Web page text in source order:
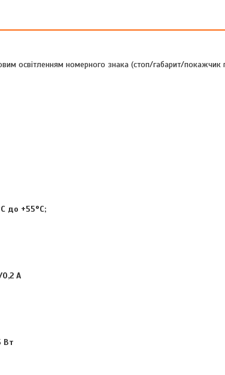
освітленням номерного знака (стоп/габарит/покажчик
до +55°C;
A
Вт